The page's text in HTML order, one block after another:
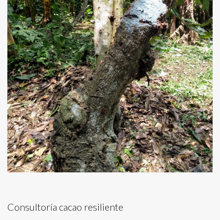
Consultoría cacao resiliente